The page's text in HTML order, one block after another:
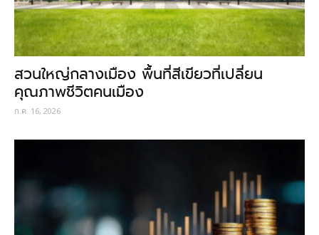
สวนใหญ่กลางเมือง พื้นที่สีเขียวที่เปลี่ยน
คุณภาพชีวิตคนเมือง
ก.ค. 16, 2026